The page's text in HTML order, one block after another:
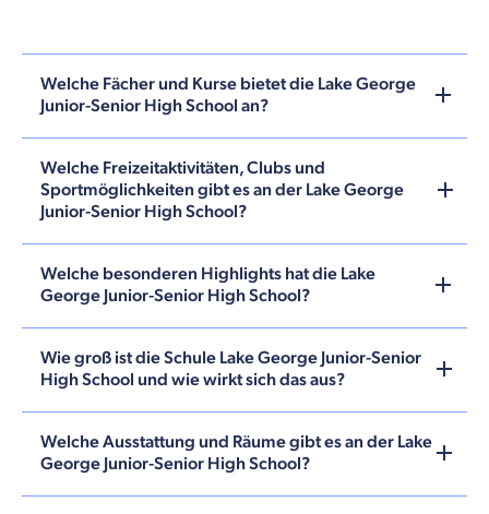
Welche Fächer und Kurse bietet die Lake George
Junior-Senior High School an?
Welche Freizeitaktivitäten, Clubs und
Sportmöglichkeiten gibt es an der Lake George
Junior-Senior High School?
Welche besonderen Highlights hat die Lake
George Junior-Senior High School?
Wie groß ist die Schule Lake George Junior-Senior
High School und wie wirkt sich das aus?
Welche Ausstattung und Räume gibt es an der Lake
George Junior-Senior High School?